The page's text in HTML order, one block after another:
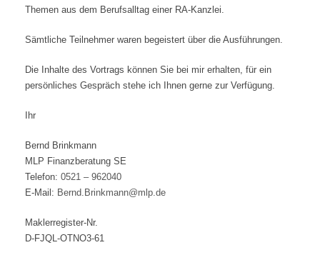
Themen aus dem Berufsalltag einer RA-Kanzlei.
Sämtliche Teilnehmer waren begeistert über die Ausführungen.
Die Inhalte des Vortrags können Sie bei mir erhalten, für ein
persönliches Gespräch stehe ich Ihnen gerne zur Verfügung.
Ihr
Bernd Brinkmann
MLP Finanzberatung SE
Telefon: 0521 – 962040
E-Mail: Bernd.Brinkmann@mlp.de
Maklerregister-Nr.
D-FJQL-OTNO3-61